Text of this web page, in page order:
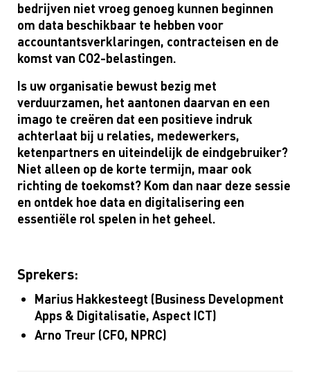
bedrijven niet vroeg genoeg kunnen beginnen
om data beschikbaar te hebben voor
accountantsverklaringen, contracteisen en de
komst van CO2-belastingen.
Is uw organisatie bewust bezig met
verduurzamen, het aantonen daarvan en een
imago te creëren dat een positieve indruk
achterlaat bij u relaties, medewerkers,
ketenpartners en uiteindelijk de eindgebruiker?
Niet alleen op de korte termijn, maar ook
richting de toekomst? Kom dan naar deze sessie
en ontdek hoe data en digitalisering een
essentiële rol spelen in het geheel.
Sprekers:
Marius Hakkesteegt (Business Development
Apps & Digitalisatie, Aspect ICT)
Arno Treur (CFO, NPRC)